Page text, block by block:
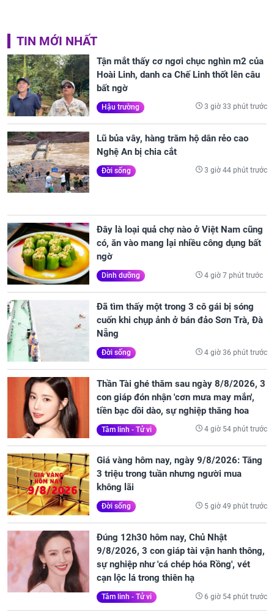
TIN MỚI NHẤT
Tận mắt thấy cơ ngơi chục nghìn m2 của
Hoài Linh, danh ca Chế Linh thốt lên câu
bất ngờ
Hậu trường 3 giờ 33 phút trước
Lũ bủa vây, hàng trăm hộ dân rẻo cao
Nghệ An bị chia cắt
Đời sống 3 giờ 44 phút trước
Đây là loại quả chợ nào ở Việt Nam cũng
có, ăn vào mang lại nhiều công dụng bất
ngờ
Dinh dưỡng 4 giờ 7 phút trước
Đã tìm thấy một trong 3 cô gái bị sóng
cuốn khi chụp ảnh ở bán đảo Sơn Trà, Đà
Nẵng
Đời sống 4 giờ 36 phút trước
Thần Tài ghé thăm sau ngày 8/8/2026, 3
con giáp đón nhận 'cơn mưa may mắn',
tiền bạc dồi dào, sự nghiệp thăng hoa
Tâm linh - Tử vi 4 giờ 54 phút trước
Giá vàng hôm nay, ngày 9/8/2026: Tăng
3 triệu trong tuần nhưng người mua
không lãi
Đời sống 5 giờ 49 phút trước
Đúng 12h30 hôm nay, Chủ Nhật
9/8/2026, 3 con giáp tài vận hanh thông,
sự nghiệp như 'cá chép hóa Rồng', vét
cạn lộc lá trong thiên hạ
Tâm linh - Tử vi 6 giờ 54 phút trước